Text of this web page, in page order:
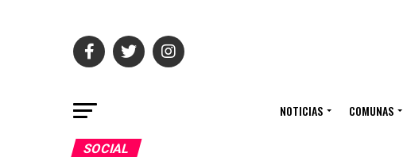
NOTICIAS COMUNAS
SOCIAL